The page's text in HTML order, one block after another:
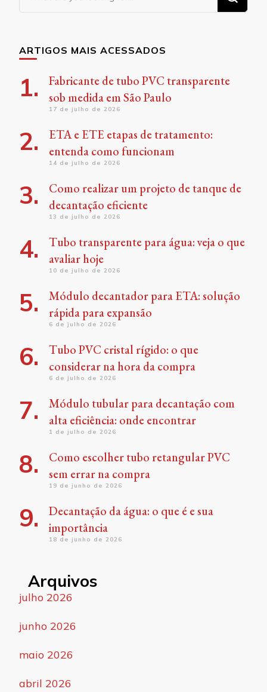
for
ARTIGOS MAIS ACESSADOS
Fabricante de tubo PVC transparente
sob medida em São Paulo
17 de julho de 2026
ETA e ETE etapas de tratamento:
entenda como funcionam
14 de julho de 2026
Como realizar um projeto de tanque de
decantação eficiente
13 de julho de 2026
Tubo transparente para água: veja o que
avaliar hoje
10 de julho de 2026
Módulo decantador para ETA: solução
rápida para expansão
6 de julho de 2026
Tubo PVC cristal rígido: o que
considerar na hora da compra
6 de julho de 2026
Módulo tubular para decantação com
alta eficiência: onde encontrar
1 de julho de 2026
Como escolher tubo retangular PVC
sem errar na compra
19 de junho de 2026
Decantação da água: o que é e sua
importância
18 de junho de 2026
Arquivos
julho 2026
junho 2026
maio 2026
abril 2026